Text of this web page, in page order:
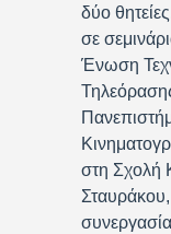
δύο
σε
Ένωση
στη Σχολή